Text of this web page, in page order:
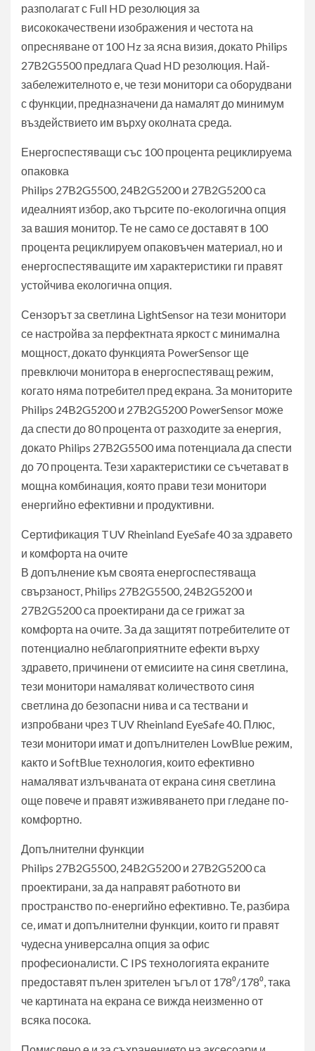
разполагат с Full HD резолюция за
висококачествени изображения и честота на
опресняване от 100 Hz за ясна визия, докато Philips
27B2G5500 предлага Quad HD резолюция. Най-
забележителното е, че тези монитори са оборудвани
с функции, предназначени да намалят до минимум
въздействието им върху околната среда.
Енергоспестяващи със 100 процента рециклируема
опаковка
Philips 27B2G5500, 24B2G5200 и 27B2G5200 са
идеалният избор, ако търсите по-екологична опция
за вашия монитор. Те не само се доставят в 100
процента рециклируем опаковъчен материал, но и
енергоспестяващите им характеристики ги правят
устойчива екологична опция.
Сензорът за светлина LightSensor на тези монитори
се настройва за перфектната яркост с минимална
мощност, докато функцията PowerSensor ще
превключи монитора в енергоспестяващ режим,
когато няма потребител пред екрана. За мониторите
Philips 24B2G5200 и 27B2G5200 PowerSensor може
да спести до 80 процента от разходите за енергия,
докато Philips 27B2G5500 има потенциала да спести
до 70 процента. Тези характеристики се съчетават в
мощна комбинация, която прави тези монитори
енергийно ефективни и продуктивни.
Сертификация TUV Rheinland EyeSafe 40 за здравето
и комфорта на очите
В допълнение към своята енергоспестяваща
свързаност, Philips 27B2G5500, 24B2G5200 и
27B2G5200 са проектирани да се грижат за
комфорта на очите. За да защитят потребителите от
потенциално неблагоприятните ефекти върху
здравето, причинени от емисиите на синя светлина,
тези монитори намаляват количеството синя
светлина до безопасни нива и са тествани и
изпробвани чрез TUV Rheinland EyeSafe 40. Плюс,
тези монитори имат и допълнителен LowBlue режим,
както и SoftBlue технология, които ефективно
намаляват излъчваната от екрана синя светлина
още повече и правят изживяването при гледане по-
комфортно.
Допълнителни функции
Philips 27B2G5500, 24B2G5200 и 27B2G5200 са
проектирани, за да направят работното ви
пространство по-енергийно ефективно. Те, разбира
се, имат и допълнителни функции, които ги правят
чудесна универсална опция за офис
професионалисти. С IPS технологията екраните
предоставят пълен зрителен ъгъл от 178⁰/178⁰, така
че картината на екрана се вижда неизменно от
всяка посока.